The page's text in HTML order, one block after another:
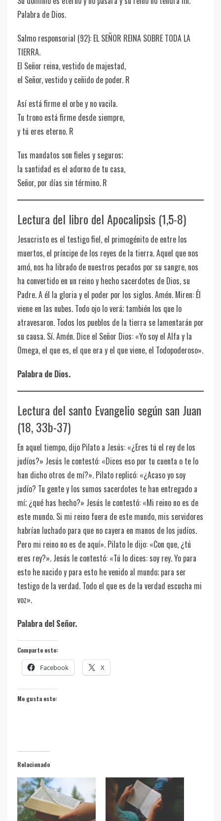
Palabra de Dios.
Salmo responsorial (92): EL SEÑOR REINA SOBRE TODA LA
TIERRA.
El Señor reina, vestido de majestad,
el Señor, vestido y ceñido de poder. R
Así está firme el orbe y no vacila.
Tu trono está firme desde siempre,
y tú eres eterno. R
Tus mandatos son fieles y seguros;
la santidad es el adorno de tu casa,
Señor, por días sin término. R
Lectura del libro del Apocalipsis (1,5-8)
Jesucristo es el testigo fiel, el primogénito de entre los
muertos, el príncipe de los reyes de la tierra. Aquel que nos
amó, nos ha librado de nuestros pecados por su sangre, nos
ha convertido en un reino y hecho sacerdotes de Dios, su
Padre. A él la gloria y el poder por los siglos. Amén. Miren: Él
viene en las nubes. Todo ojo lo verá; también los que lo
atravesaron. Todos los pueblos de la tierra se lamentarán por
su causa. Sí. Amén. Dice el Señor Dios: «Yo soy el Alfa y la
Omega, el que es, el que era y el que viene, el Todopoderoso».
Palabra de Dios.
Lectura del santo Evangelio según san Juan
(18, 33b-37)
En aquel tiempo, dijo Pilato a Jesús: «¿Eres tú el rey de los
judíos?» Jesús le contestó: «Dices eso por tu cuenta o te lo
han dicho otros de mí?». Pilato replicó: «¿Acaso yo soy
judío? Tu gente y los sumos sacerdotes te han entregado a
mí; ¿qué has hecho?» Jesús le contestó: «Mi reino no es de
este mundo. Si mi reino fuera de este mundo, mis servidores
habrían luchado para que no cayera en manos de los judíos.
Pero mi reino no es de aquí». Pilato le dijo: «Con que, ¿tú
eres rey?». Jesús le contestó: «Tú lo dices: soy rey. Yo para
esto he nacido y para esto he venido al mundo; para ser
testigo de la verdad. Todo el que es de la verdad escucha mi
voz».
Palabra del Señor.
Comparte esto:
Facebook X
Me gusta esto:
Relacionado